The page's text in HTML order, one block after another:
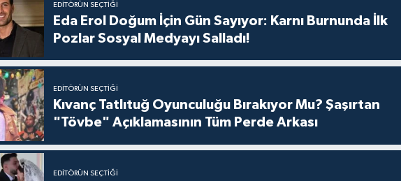
EDITÖRÜN SEÇTIĞI
Eda Erol Doğum İçin Gün Sayıyor: Karnı Burnunda İlk
Pozlar Sosyal Medyayı Salladı!
EDITÖRÜN SEÇTIĞI
Kıvanç Tatlıtuğ Oyunculuğu Bırakıyor Mu? Şaşırtan
"Tövbe" Açıklamasının Tüm Perde Arkası
EDITÖRÜN SEÇTIĞI